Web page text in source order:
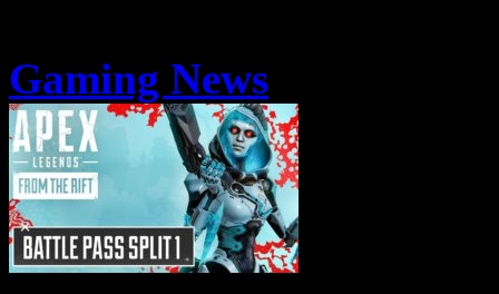
Gaming News